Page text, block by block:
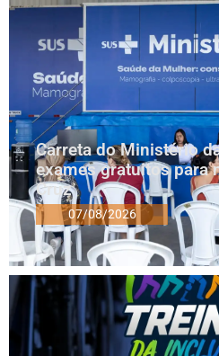
Carreta do Ministério
exames gratuitos para
Cruz
07/08/2026